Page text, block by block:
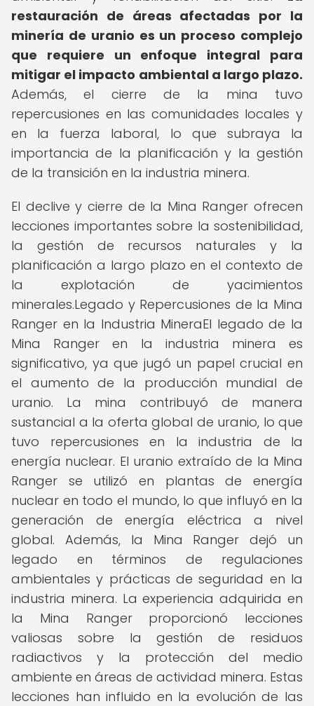
restauración de áreas afectadas por la
minería de uranio es un proceso complejo
que requiere un enfoque integral para
mitigar el impacto ambiental a largo plazo.
Además, el cierre de la mina tuvo
repercusiones en las comunidades locales y
en la fuerza laboral, lo que subraya la
importancia de la planificación y la gestión
de la transición en la industria minera.
El declive y cierre de la Mina Ranger ofrecen
lecciones importantes sobre la sostenibilidad,
la gestión de recursos naturales y la
planificación a largo plazo en el contexto de
la explotación de yacimientos
minerales.Legado y Repercusiones de la Mina
Ranger en la Industria MineraEl legado de la
Mina Ranger en la industria minera es
significativo, ya que jugó un papel crucial en
el aumento de la producción mundial de
uranio. La mina contribuyó de manera
sustancial a la oferta global de uranio, lo que
tuvo repercusiones en la industria de la
energía nuclear. El uranio extraído de la Mina
Ranger se utilizó en plantas de energía
nuclear en todo el mundo, lo que influyó en la
generación de energía eléctrica a nivel
global. Además, la Mina Ranger dejó un
legado en términos de regulaciones
ambientales y prácticas de seguridad en la
industria minera. La experiencia adquirida en
la Mina Ranger proporcionó lecciones
valiosas sobre la gestión de residuos
radiactivos y la protección del medio
ambiente en áreas de actividad minera. Estas
lecciones han influido en la evolución de las